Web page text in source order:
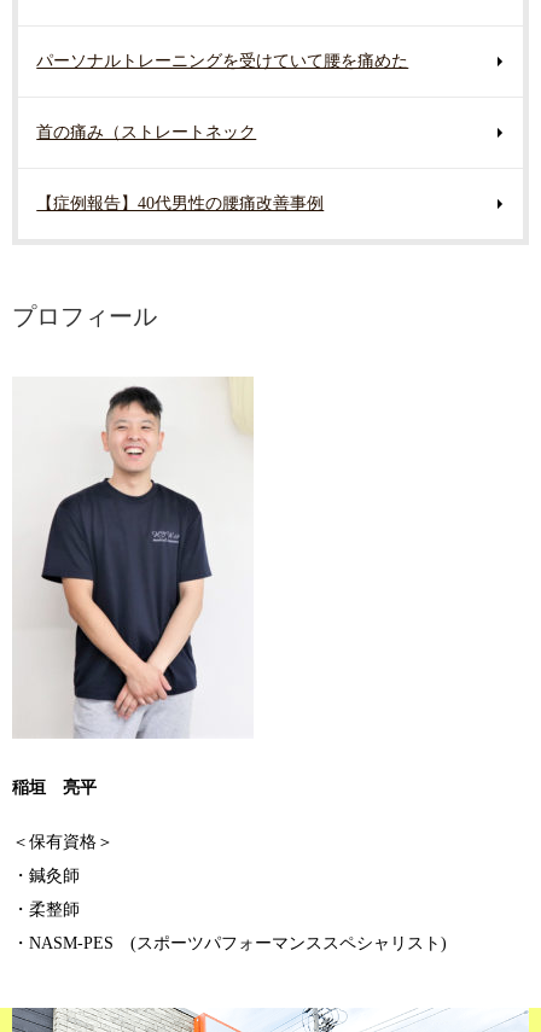
パーソナルトレーニングを受けていて腰を痛めた
首の痛み（ストレートネック
【症例報告】40代男性の腰痛改善事例
プロフィール
稲垣 亮平
＜保有資格＞
・鍼灸師
・柔整師
・NASM-PES (スポーツパフォーマンススペシャリスト)